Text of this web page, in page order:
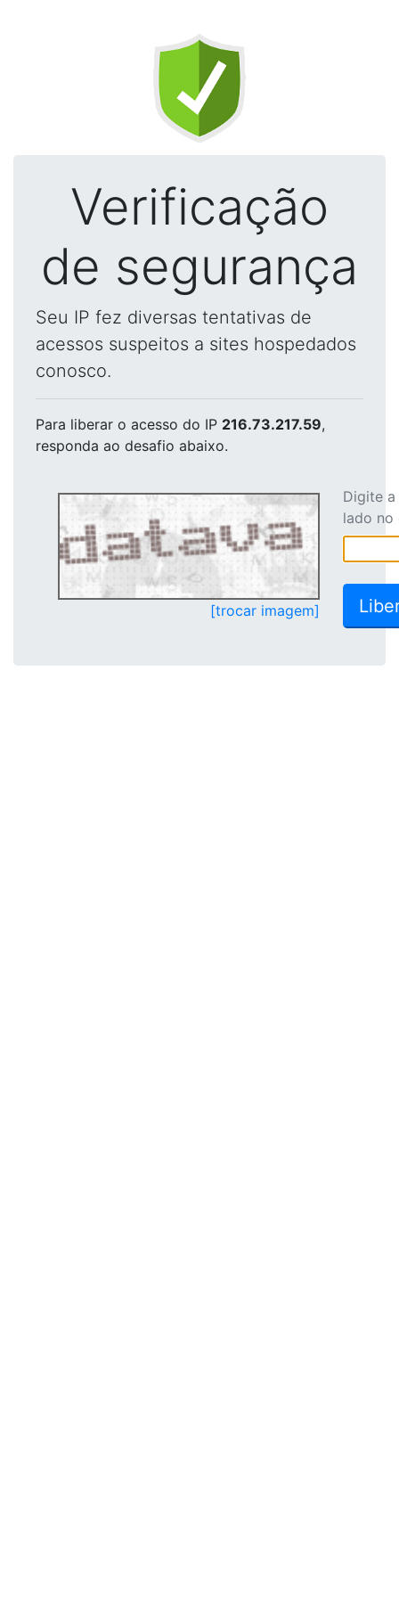
Verificação
de segurança
Seu IP fez diversas tentativas de
acessos suspeitos a sites hospedados
conosco.
Para liberar o acesso do IP 216.73.217.59,
responda ao desafio abaixo.
[trocar imagem]
Digite
lado no